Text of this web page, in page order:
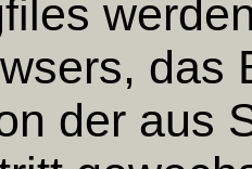
das
der aus